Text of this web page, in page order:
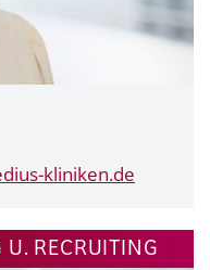
kliniken.de
RECRUITING